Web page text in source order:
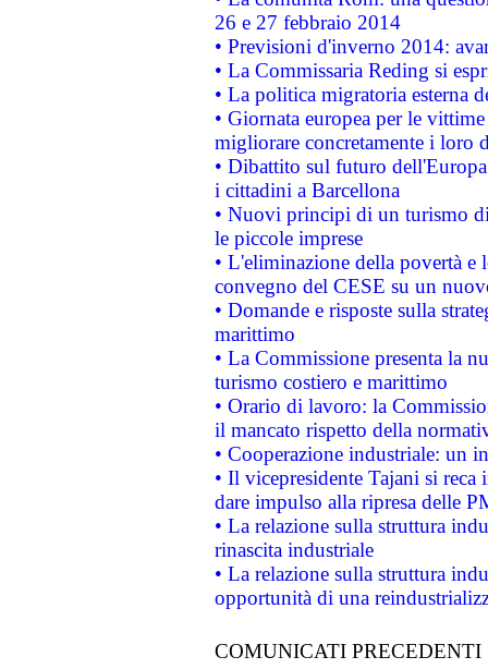
26 e 27 febbraio 2014
• Previsioni d'inverno 2014:
• La Commissaria Reding si
• La politica migratoria esterna
• Giornata europea per le
migliorare concretamente i loro
• Dibattito sul futuro
i cittadini a Barcellona
• Nuovi principi di un turismo
le piccole imprese
• L'eliminazione della povertà
convegno del CESE su un
• Domande e risposte sulla
marittimo
• La Commissione presenta la
turismo costiero e marittimo
• Orario di lavoro: la
il mancato rispetto della
• Cooperazione industriale: un
• Il vicepresidente Tajani si
dare impulso alla ripresa delle
• La relazione sulla struttura
rinascita industriale
• La relazione sulla struttura
opportunità di una
COMUNICATI PRECEDENTI